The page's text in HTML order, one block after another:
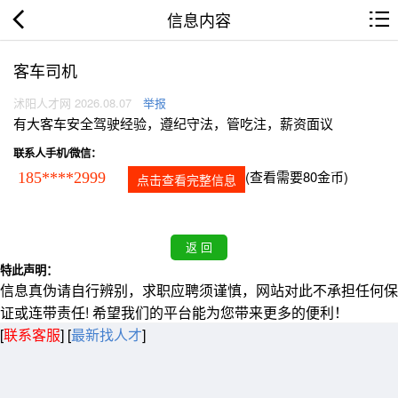
信息内容
客车司机
沭阳人才网 2026.08.07 举报
有大客车安全驾驶经验，遵纪守法，管吃注，薪资面议
联系人手机/微信：
185****2999 点击查看完整信息 (查看需要80金币)
特此声明：
信息真伪请自行辨别，求职应聘须谨慎，网站对此不承担任何保
证或连带责任! 希望我们的平台能为您带来更多的便利！
[联系客服] [最新找人才]